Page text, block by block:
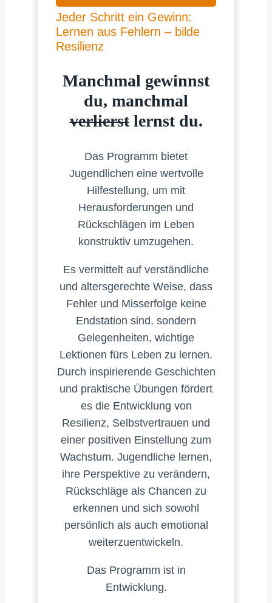
Jeder Schritt ein Gewinn:
Lernen aus Fehlern – bilde
Resilienz
Manchmal gewinnst
du, manchmal
verlierstlernst du.
Das Programm bietet
Jugendlichen eine wertvolle
Hilfestellung, um mit
Herausforderungen und
Rückschlägen im Leben
konstruktiv umzugehen.
Es vermittelt auf verständliche
und altersgerechte Weise, dass
Fehler und Misserfolge keine
Endstation sind, sondern
Gelegenheiten, wichtige
Lektionen fürs Leben zu lernen.
Durch inspirierende Geschichten
und praktische Übungen fördert
es die Entwicklung von
Resilienz, Selbstvertrauen und
einer positiven Einstellung zum
Wachstum. Jugendliche lernen,
ihre Perspektive zu verändern,
Rückschläge als Chancen zu
erkennen und sich sowohl
persönlich als auch emotional
weiterzuentwickeln.
Das Programm ist in
Entwicklung.